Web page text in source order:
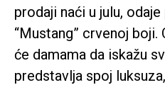
prodaji naći u julu,
“Mustang” crvenoj
će damama da iskažu
predstavlja spoj